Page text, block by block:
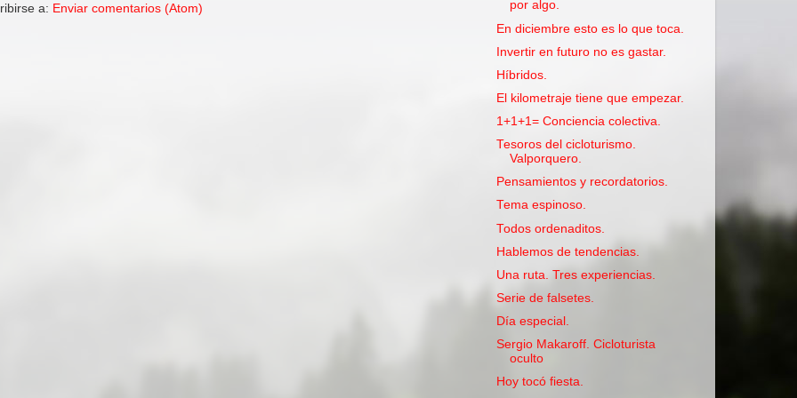
a: Enviar comentarios (Atom)
por algo.
En diciembre esto es lo que toca.
Invertir en futuro no es gastar.
Híbridos.
El kilometraje tiene que empezar.
1+1+1= Conciencia colectiva.
Tesoros del cicloturismo.
Valporquero.
Pensamientos y recordatorios.
Tema espinoso.
Todos ordenaditos.
Hablemos de tendencias.
Una ruta. Tres experiencias.
Serie de falsetes.
Día especial.
Sergio Makaroff. Cicloturista
oculto
Hoy tocó fiesta.